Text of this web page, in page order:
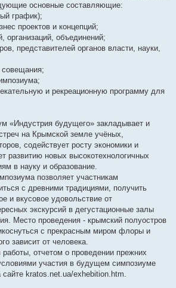
основные составляющие:
график);
проектов и концепций;
организаций, объединений;
представителей органов власти, науки,
и рекреационную программу для
«Индустрия будущего» закладывает и
на Крымской земле учёных,
содействует росту экономики и
развитию новых высокотехнологичных
в науку и образование.
позволяет участникам
с древними традициями, получить
и вкусовое удовольствие от
экскурсий в дегустационные залы
Место проведения - крымский полуостров
с прекрасным миром флоры и
зависит от человека.
отчетом о проведении прежних
участия в будущем симпозиуме
kratos.net.ua/exhebition.htm.